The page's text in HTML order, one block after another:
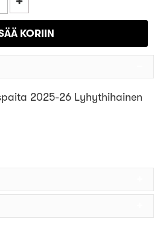
2025-26 Lyhythihainen